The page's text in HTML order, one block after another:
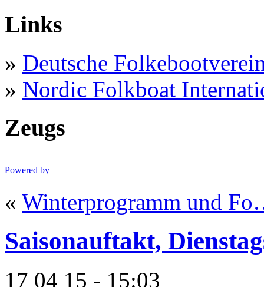
Links
» Deutsche
» Nordic Folkboat
Zeugs
« Winterprogramm und
Saisonauftakt,
17 04 15 - 15:03